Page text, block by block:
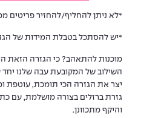
*לא ניתן להחליף/להחזיר פריטים
*יש להסתכל בטבלת המידות של
מוכנות להתאהב? כי הגזרה הזאת
השילוב של המקובעת עבה שלנו יחד
יצר את הגזרה הכי תומכת, עוטפת
גזרת ברזלים בצורה מושלמת, עם
והיקף מתכוונן.